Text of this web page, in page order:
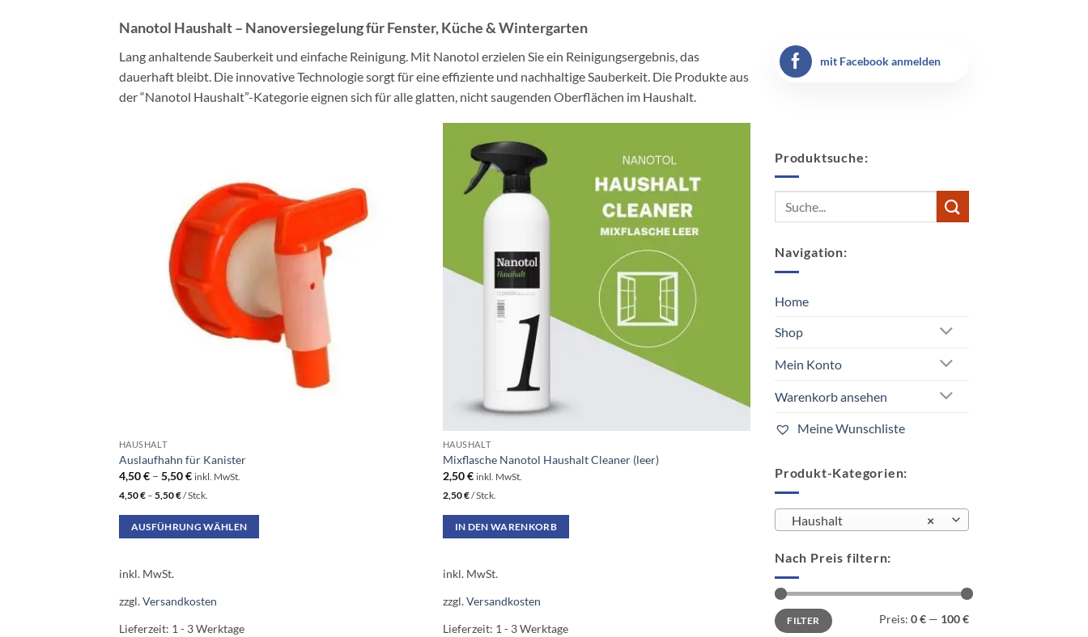
Nanotol Haushalt – NanoversiegelungfürFenster, Küche &Wintergarten
Lang anhaltende Sauberkeit und einfache Reinigung. Mit Nanotol erzielen Sie ein Reinigungsergebnis, das
dauerhaft bleibt. Die innovative Technologie sorgt für eine effiziente und nachhaltige Sauberkeit. Die Produkte aus
der “Nanotol Haushalt”-Kategorie eignen sich für alle glatten, nicht saugenden Oberflächen im Haushalt.
HAUSHALT
Auslaufhahn für Kanister
4,50€– 5,50€ inkl. MwSt.
4,50€– 5,50€/Stck.
AUSFÜHRUNG WÄHLEN
mehrere
Varianten
inkl. MwSt.
zzgl.Versandkosten
Lieferzeit: 1 - 3 Werktage
HAUSHALT
Mixflasche Nanotol Haushalt Cleaner (leer)
2,50€ inkl. MwSt.
2,50€/Stck.
IN DEN WARENKORB
inkl. MwSt.
zzgl.Versandkosten
Lieferzeit: 1 - 3 Werktage
mit Facebook anmelden
Produktsuche:
Navigation:
Home
Shop
Mein Konto
Warenkorb ansehen
Meine Wunschliste
Produkt-Kategorien:
×
Haushalt
Nach Preis filtern:
Min.
Preis
Max.
PreisFILTER Preis: 0 € — 100 €